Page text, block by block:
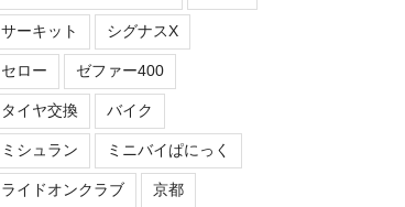
サーキット シグナスX
セロー ゼファー400
タイヤ交換 バイク
ミシュラン ミニバイぱにっく
ライドオンクラブ 京都